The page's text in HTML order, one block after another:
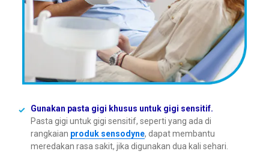
Gunakan pasta gigi khusus untuk gigi sensitif.
Pasta gigi untuk gigi sensitif, seperti yang ada di
rangkaian produk sensodyne, dapat membantu
meredakan rasa sakit, jika digunakan dua kali sehari.